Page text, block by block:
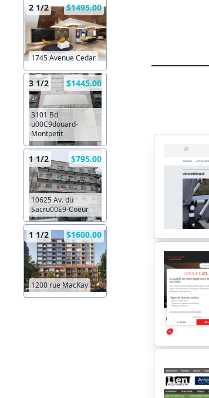
2 1/2 $1495.00
1745 Avenue Cedar
3 1/2 $1445.00
3101 Bd
u00C9douard-
Montpetit
1 1/2 $795.00
10625 Av. du
Sacru00E9-Coeur
1 1/2 $1600.00
1200 rue MacKay